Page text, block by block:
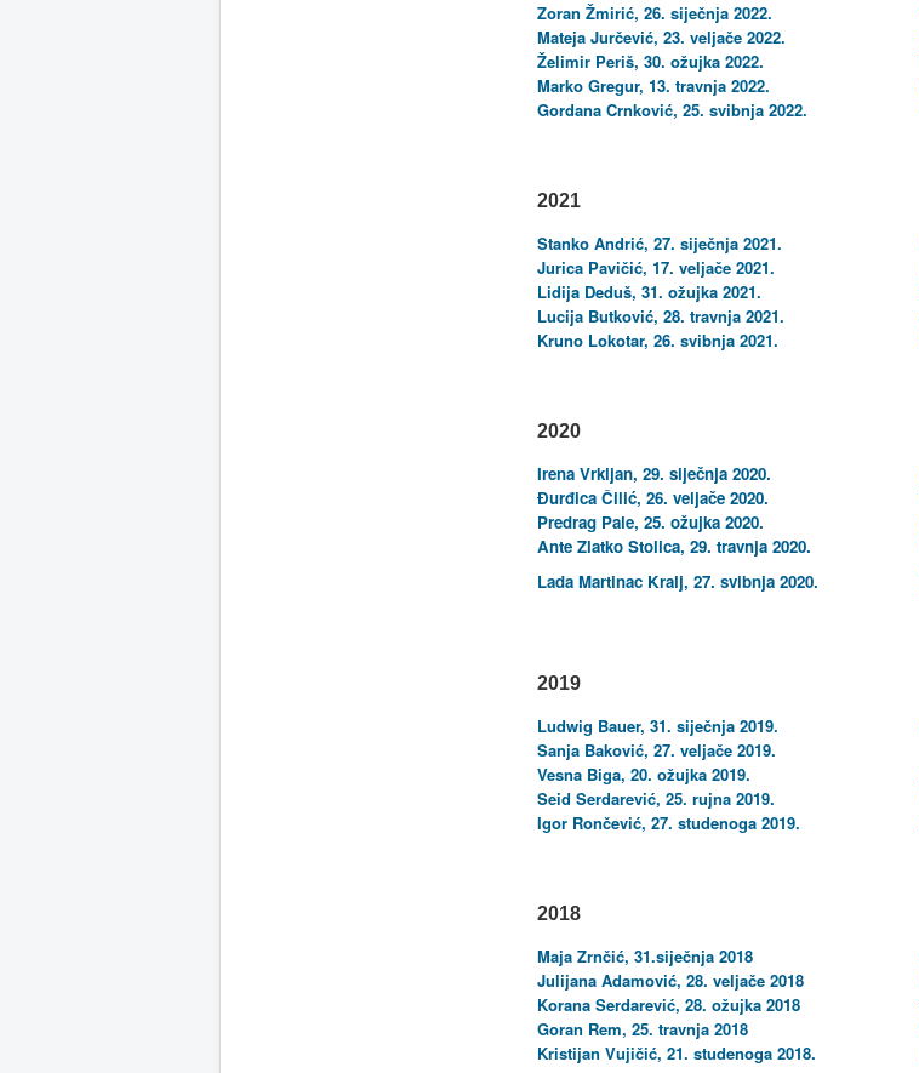
Zoran Žmirić, 26. siječnja 2022.
Mateja Jurčević, 23. veljače 2022.
Želimir Periš, 30. ožujka 2022.
Marko Gregur, 13. travnja 2022.
Gordana Crnković, 25. svibnja 2022.
2021
Stanko Andrić, 27. siječnja 2021.
Jurica Pavičić, 17. veljače 2021.
Lidija Deduš, 31. ožujka 2021.
Lucija Butković, 28. travnja 2021.
Kruno Lokotar, 26. svibnja 2021.
2020
Irena Vrkljan, 29. siječnja 2020.
Đurđica Čilić, 26. veljače 2020.
Predrag Pale, 25. ožujka 2020.
Ante Zlatko Stolica, 29. travnja 2020.
Lada Martinac Kralj, 27. svibnja 2020.
2019
Ludwig Bauer, 31. siječnja 2019.
Sanja Baković, 27. veljače 2019.
Vesna Biga, 20. ožujka 2019.
Seid Serdarević, 25. rujna 2019.
Igor Rončević, 27. studenoga 2019.
2018
Maja Zrnčić, 31.siječnja 2018
Julijana Adamović, 28. veljače 2018
Korana Serdarević, 28. ožujka 2018
Goran Rem, 25. travnja 2018
Kristijan Vujičić, 21. studenoga 2018.